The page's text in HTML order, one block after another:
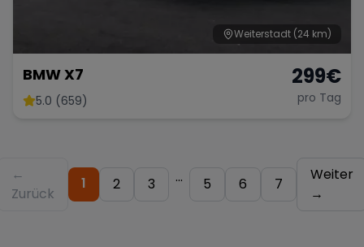
Weiterstadt (24 km)
BMW X7
5.0 (659)
299€
pro Tag
←
Zurück
1 2 3 ... 5 6 7
Weiter
→